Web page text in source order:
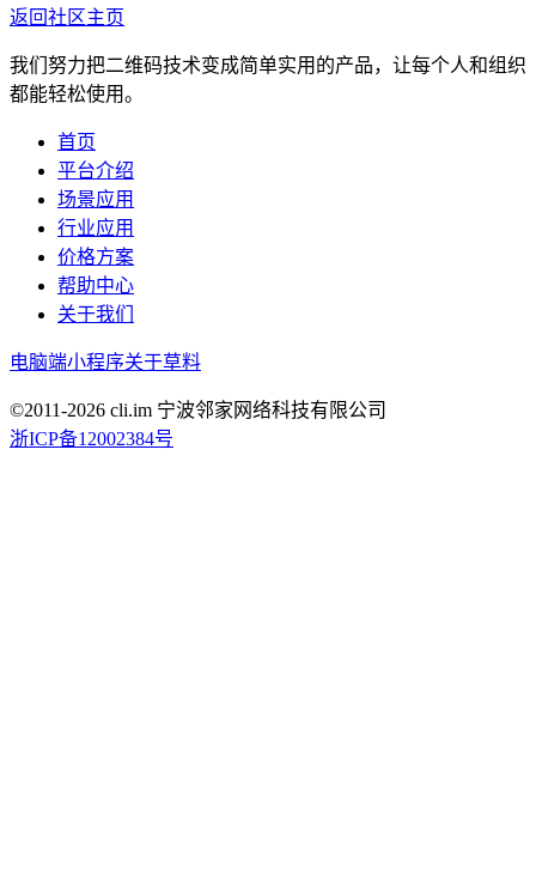
返回社区主页
我们努力把二维码技术变成简单实用的产品，让每个人和组织
都能轻松使用。
首页
平台介绍
场景应用
行业应用
价格方案
帮助中心
关于我们
电脑端小程序关于草料
©2011-2026 cli.im 宁波邻家网络科技有限公司
浙ICP备12002384号